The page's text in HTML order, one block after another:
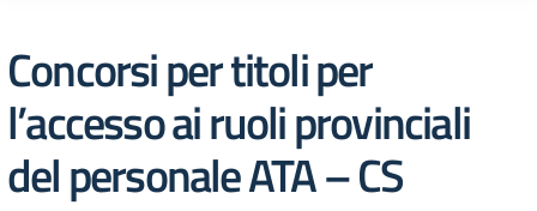
Concorsi per titoli per
l’accesso ai ruoli provinciali
del personale ATA – CS